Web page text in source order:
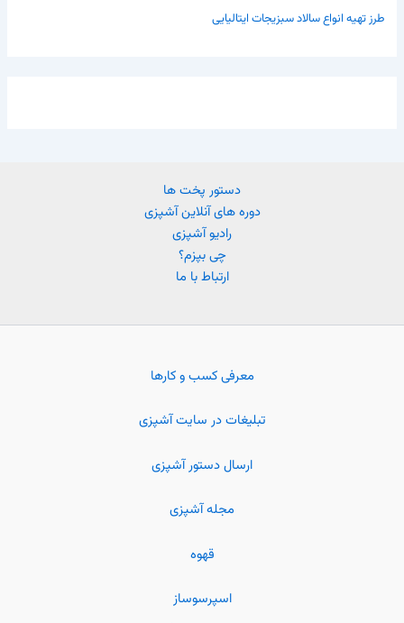
طرز تهیه انواع سالاد سبزیجات ایتالیایی
دستور پخت ها
دوره های آنلاین آشپزی
رادیو آشپزی
چی بپزم؟
ارتباط با ما
معرفی کسب و کارها
تبلیغات در سایت آشپزی
ارسال دستور آشپزی
مجله آشپزی
قهوه
اسپرسوساز